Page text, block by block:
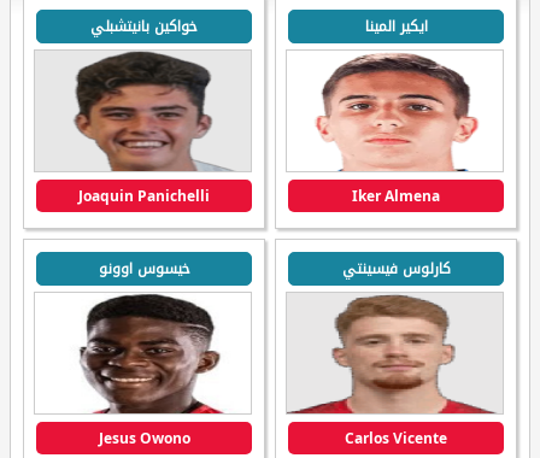
ايكير المينا
Iker Almena
خواكين بانيتشبلي
Joaquin Panichelli
كارلوس فيسينتي
Carlos Vicente
خيسوس اوونو
Jesus Owono